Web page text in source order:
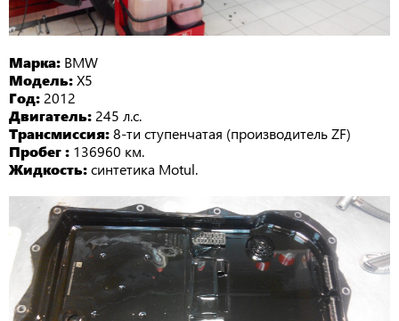
Марка: BMW
Модель:X5
Год: 2012
Двигатель: 245 л.с.
Трансмиссия:8-ти ступенчатая (производитель ZF)
Пробег : 136960 км.
Жидкость:синтетика Motul.